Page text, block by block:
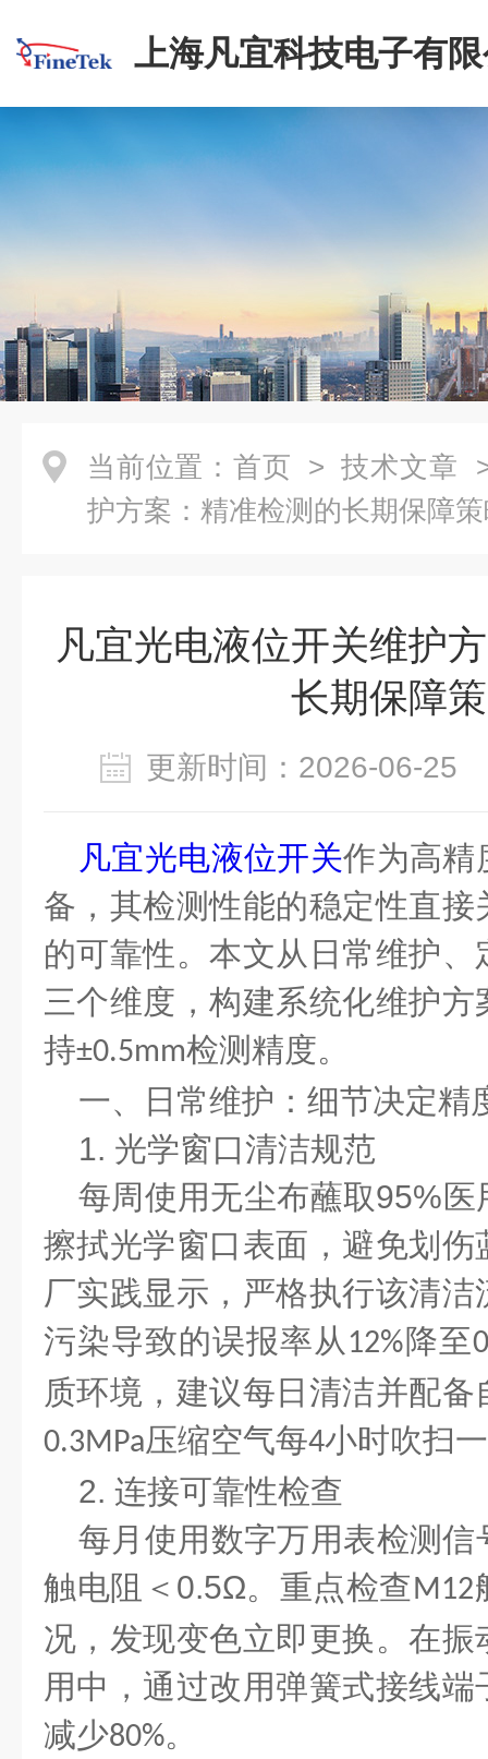
上海凡宜科技电子有
当前位置： 首页 > 技术文章
护方案：精准检测的长期保障
凡宜光电液位开关维护
长期保障
更新时间：2026-06-
凡宜光电液位开关作为高精
备，其检测性能的稳定性直
的可靠性。本文从日常维护
三个维度，构建系统化维护
持±0.5mm检测精度。
一、日常维护：细节决定精
1. 光学窗口清洁规范
每周使用无尘布蘸取95%医
擦拭光学窗口表面，避免划
厂实践显示，严格执行该清
污染导致的误报率从12%降至
质环境，建议每日清洁并配
0.3MPa压缩空气每4小时吹扫
2. 连接可靠性检查
每月使用数字万用表检测
触电阻＜ 0.5Ω。重点检查M12
况，发现变色立即更换。在
用中，通过改用弹簧式接线
减少80%。